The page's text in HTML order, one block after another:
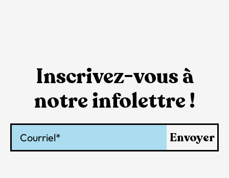
Inscrivez-vous à
notre infolettre !
Envoyer